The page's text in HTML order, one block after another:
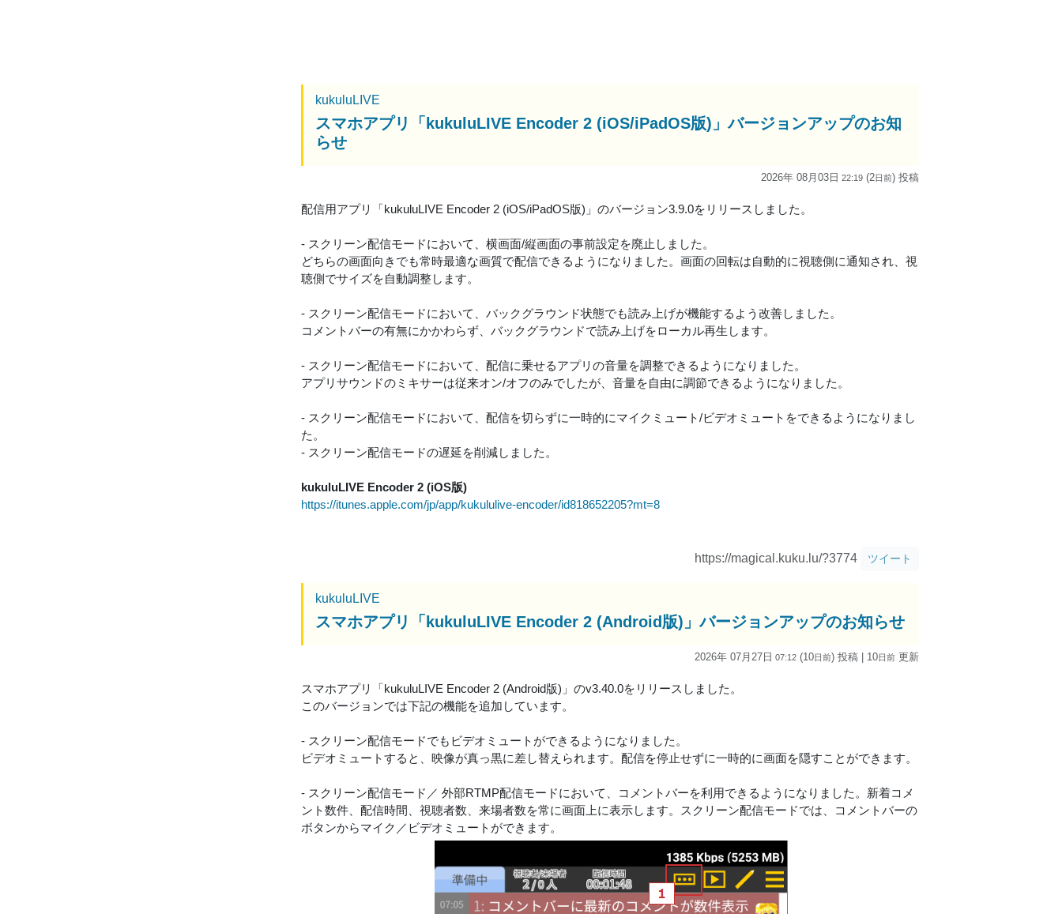
kukuluLIVE
スマホアプリ「kukuluLIVE Encoder 2 (iOS/iPadOS版)」バージョンアップのお知
らせ
2026年 08月03日 22:19 (2日前) 投稿
配信用アプリ「kukuluLIVE Encoder 2 (iOS/iPadOS版)」のバージョン3.9.0をリリースしました。
- スクリーン配信モードにおいて、横画面/縦画面の事前設定を廃止しました。
どちらの画面向きでも常時最適な画質で配信できるようになりました。画面の回転は自動的に視聴側に通知され、視
聴側でサイズを自動調整します。
- スクリーン配信モードにおいて、バックグラウンド状態でも読み上げが機能するよう改善しました。
コメントバーの有無にかかわらず、バックグラウンドで読み上げをローカル再生します。
- スクリーン配信モードにおいて、配信に乗せるアプリの音量を調整できるようになりました。
アプリサウンドのミキサーは従来オン/オフのみでしたが、音量を自由に調節できるようになりました。
- スクリーン配信モードにおいて、配信を切らずに一時的にマイクミュート/ビデオミュートをできるようになりまし
た。
- スクリーン配信モードの遅延を削減しました。
kukuluLIVE Encoder 2 (iOS版)
https://itunes.apple.com/jp/app/kukululive-encoder/id818652205?mt=8
https://magical.kuku.lu/?3774 ツイート
kukuluLIVE
スマホアプリ「kukuluLIVE Encoder 2 (Android版)」バージョンアップのお知らせ
2026年 07月27日 07:12 (10日前) 投稿 | 10日前 更新
スマホアプリ「kukuluLIVE Encoder 2 (Android版)」のv3.40.0をリリースしました。
このバージョンでは下記の機能を追加しています。
- スクリーン配信モードでもビデオミュートができるようになりました。
ビデオミュートすると、映像が真っ黒に差し替えられます。配信を停止せずに一時的に画面を隠すことができます。
- スクリーン配信モード／ 外部RTMP配信モードにおいて、コメントバーを利用できるようになりました。新着コメ
ント数件、配信時間、視聴者数、来場者数を常に画面上に表示します。スクリーン配信モードでは、コメントバーの
ボタンからマイク／ビデオミュートができます。